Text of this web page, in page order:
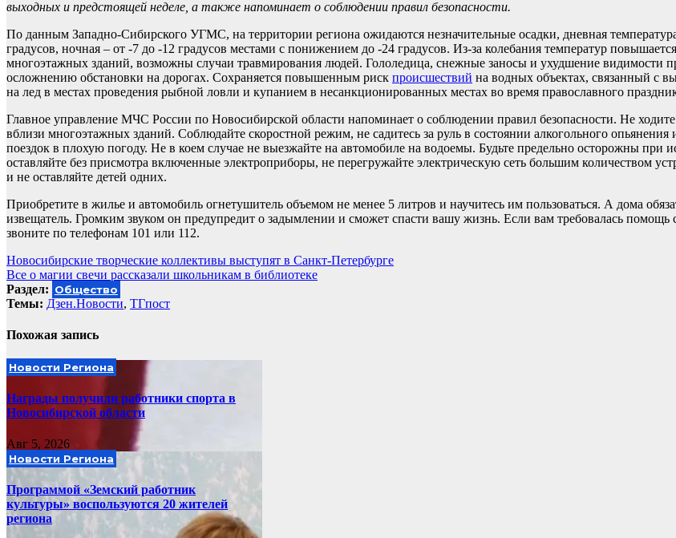
выходных и предстоящей неделе, а также напоминает о соблюдении правил безопасности.
По данным Западно-Сибирского УГМС, на территории региона ожидаются незначительные осадки, дневная температура
градусов, ночная – от -7 до -12 градусов местами с понижением до -24 градусов. Из-за колебания температур повышается
многоэтажных зданий, возможны случаи травмирования людей. Гололедица, снежные заносы и ухудшение видимости
осложнению обстановки на дорогах. Сохраняется повышенным риск происшествий на водных объектах, связанный с
на лед в местах проведения рыбной ловли и купанием в несанкционированных местах во время православного
Главное управление МЧС России по Новосибирской области напоминает о соблюдении правил безопасности. Не
вблизи многоэтажных зданий. Соблюдайте скоростной режим, не садитесь за руль в состоянии алкогольного опьянения
поездок в плохую погоду. Не в коем случае не выезжайте на автомобиле на водоемы. Будьте предельно осторожны при
оставляйте без присмотра включенные электроприборы, не перегружайте электрическую сеть большим количеством
и не оставляйте детей одних.
Приобретите в жилье и автомобиль огнетушитель объемом не менее 5 литров и научитесь им пользоваться. А дома
извещатель. Громким звуком он предупредит о задымлении и сможет спасти вашу жизнь. Если вам требовалась помощь
звоните по телефонам 101 или 112.
Навигация
по
записям
Новосибирские творческие коллективы выступят в Санкт-Петербурге
Все о магии свечи рассказали школьникам в библиотеке
Раздел: Общество
Темы: Дзен.Новости, ТГпост
Похожая запись
Новости Региона
Награды получили работники спорта в
Новосибирской области
Авг 5, 2026
Новости Региона
Программой «Земский работник
культуры» воспользуются 20 жителей
региона